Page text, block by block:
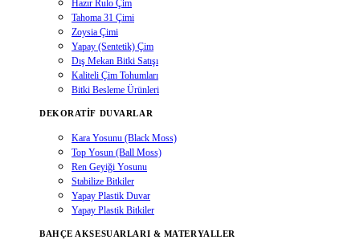
Hazır Rulo Çim
Tahoma 31 Çimi
Zoysia Çimi
Yapay (Sentetik) Çim
Dış Mekan Bitki Satışı
Kaliteli Çim Tohumları
Bitki Besleme Ürünleri
DEKORATIF DUVARLAR
Kara Yosunu (Black Moss)
Top Yosun (Ball Moss)
Ren Geyiği Yosunu
Stabilize Bitkiler
Yapay Plastik Duvar
Yapay Plastik Bitkiler
BAHÇE AKSESUARLARI & MATERYALLER